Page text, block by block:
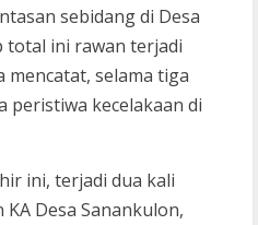
sebidang di Desa
total ini rawan terjadi
mencatat, selama tiga
kecelakaan di
ini, terjadi dua kali
Desa Sanankulon,